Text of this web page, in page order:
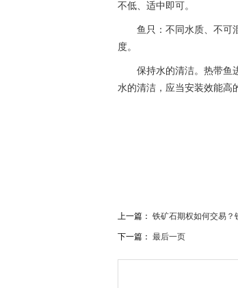
不低、适中即可。
鱼只：不同水质、不可
度。
保持水的清洁。热带鱼
水的清洁，应当安装效能高
上一篇： 铁矿石期权如何交易？
下一篇： 最后一页